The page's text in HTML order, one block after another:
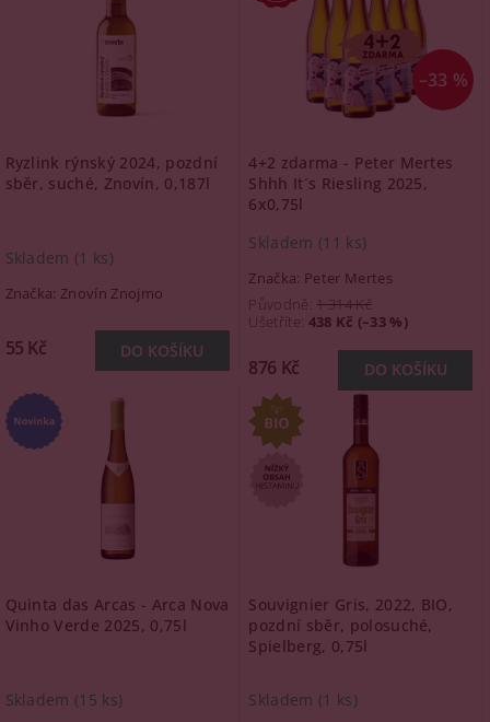
Ryzlink rýnský 2024, pozdní
sběr, suché, Znovín, 0,187l
Skladem (1 ks)
Značka: Znovín Znojmo
55 Kč
–33 %
4+2 zdarma - Peter Mertes
Shhh It´s Riesling 2025,
6x0,75l
Skladem (11 ks)
Značka: Peter Mertes
Původně:1 314 Kč
Ušetříte: 438 Kč (–33 %)
876 Kč
Quinta das Arcas - Arca Nova
Vinho Verde 2025, 0,75l
Skladem (15 ks)
Souvignier Gris, 2022, BIO,
pozdní sběr, polosuché,
Spielberg, 0,75l
Skladem (1 ks)